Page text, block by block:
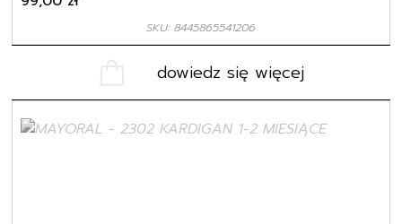
SKU: 8445865541206
dowiedz się więcej